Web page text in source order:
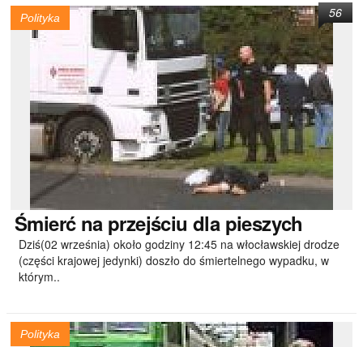
Polityka
Śmierćna przejściu dla pieszych
Dziś(02 września) około godziny 12:45 na włocławskiej drodze
(części krajowej jedynki) doszło do śmiertelnego wypadku, w
którym..
56
Polityka